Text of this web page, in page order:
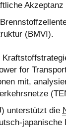
Akzeptanz
(BMVI).
for
mit,
unterstützt die
japanische